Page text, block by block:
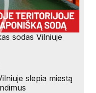
sodas Vilniuje
slepia miestą